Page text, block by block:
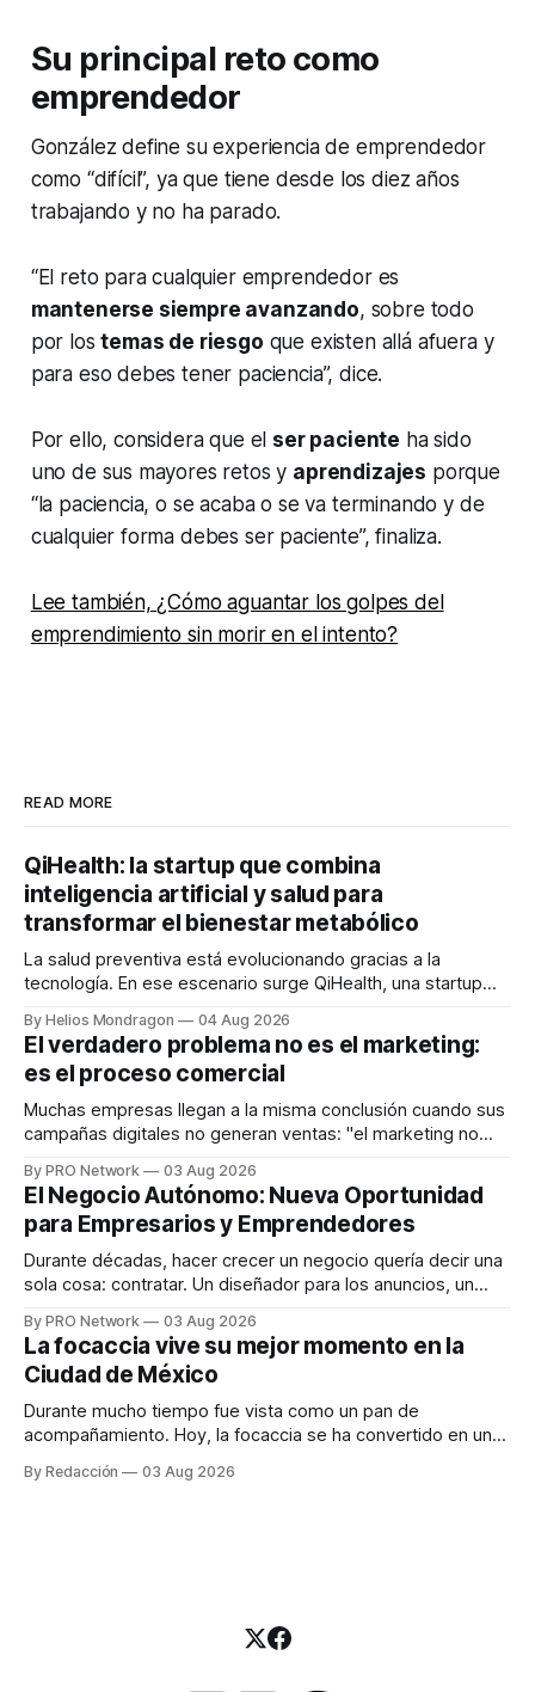
Su principal reto como
emprendedor
González define su experiencia de emprendedor
como “difícil”, ya que tiene desde los diez años
trabajando y no ha parado.
“El reto para cualquier emprendedor es
mantenerse siempre avanzando, sobre todo
por lostemas de riesgo que existen allá afuera y
para eso debes tener paciencia”, dice.
Por ello, considera que el ser paciente ha sido
uno de sus mayores retos y aprendizajes porque
“la paciencia, o se acaba o se va terminando y de
cualquier forma debes ser paciente”, finaliza.
Lee también, ¿Cómo aguantar los golpes del
emprendimiento sin morir en el intento?
READ MORE
QiHealth: la startup que combina
inteligencia artificial y salud para
transformar el bienestar metabólico
La salud preventiva está evolucionando gracias a la
tecnología. En ese escenario surge QiHealth, una startup
dispositivos inteligentes, inteligencia artificial y monitoreo
en tiempo real para ayudar a las personas a tomar mejores
decisiones sobre su salud metabólica. Su propuesta busca
responder
By Helios Mondragon 04 Aug 2026
El verdadero problema no es el marketing:
es el proceso comercial
Muchas empresas llegan a la misma conclusión cuando sus
campañas digitales no generan ventas: "el marketing no
INTERIUS, el problema suele estar en otro lugar. Durante
una entrevista para el podcast SER PRO, el especialista en
marketing digital explicó que
By PRO Network 03 Aug 2026
El Negocio Autónomo: Nueva Oportunidad
para Empresarios y Emprendedores
Durante décadas, hacer crecer un negocio quería decir una
sola cosa: contratar. Un diseñador para los anuncios, un
para los textos, alguien que supiera de publicidad digital
para encontrar prospectos, un vendedor para atender
llamadas y mensajes, y —con suerte— una persona
By PRO Network 03 Aug 2026
La focaccia vive su mejor momento en la
Ciudad de México
Durante mucho tiempo fue vista como un pan de
acompañamiento. Hoy, la focaccia se ha convertido en uno
artesanal, ingredientes de calidad y experiencias que
By Redacción 03 Aug 2026